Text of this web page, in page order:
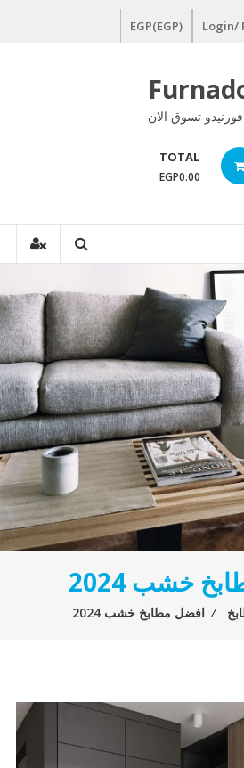
Login/
EGP(EGP)
فورنيدو تسوق الان
TOTAL
EGP0.00
خشب 2024
⁄ افضل مطابخ خشب 2024